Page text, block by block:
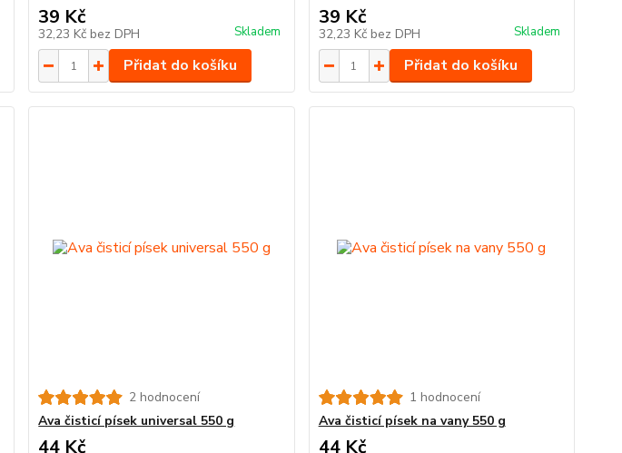
39 Kč
32,23 Kč bez DPH Skladem
Přidat do košíku
39 Kč
32,23 Kč bez DPH Skladem
Přidat do košíku
2 hodnocení
Ava čisticí písek universal 550 g
44 Kč
1 hodnocení
Ava čisticí písek na vany 550 g
44 Kč